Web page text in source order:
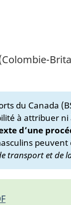
du Canada
à attribuer
d’une
transport et de